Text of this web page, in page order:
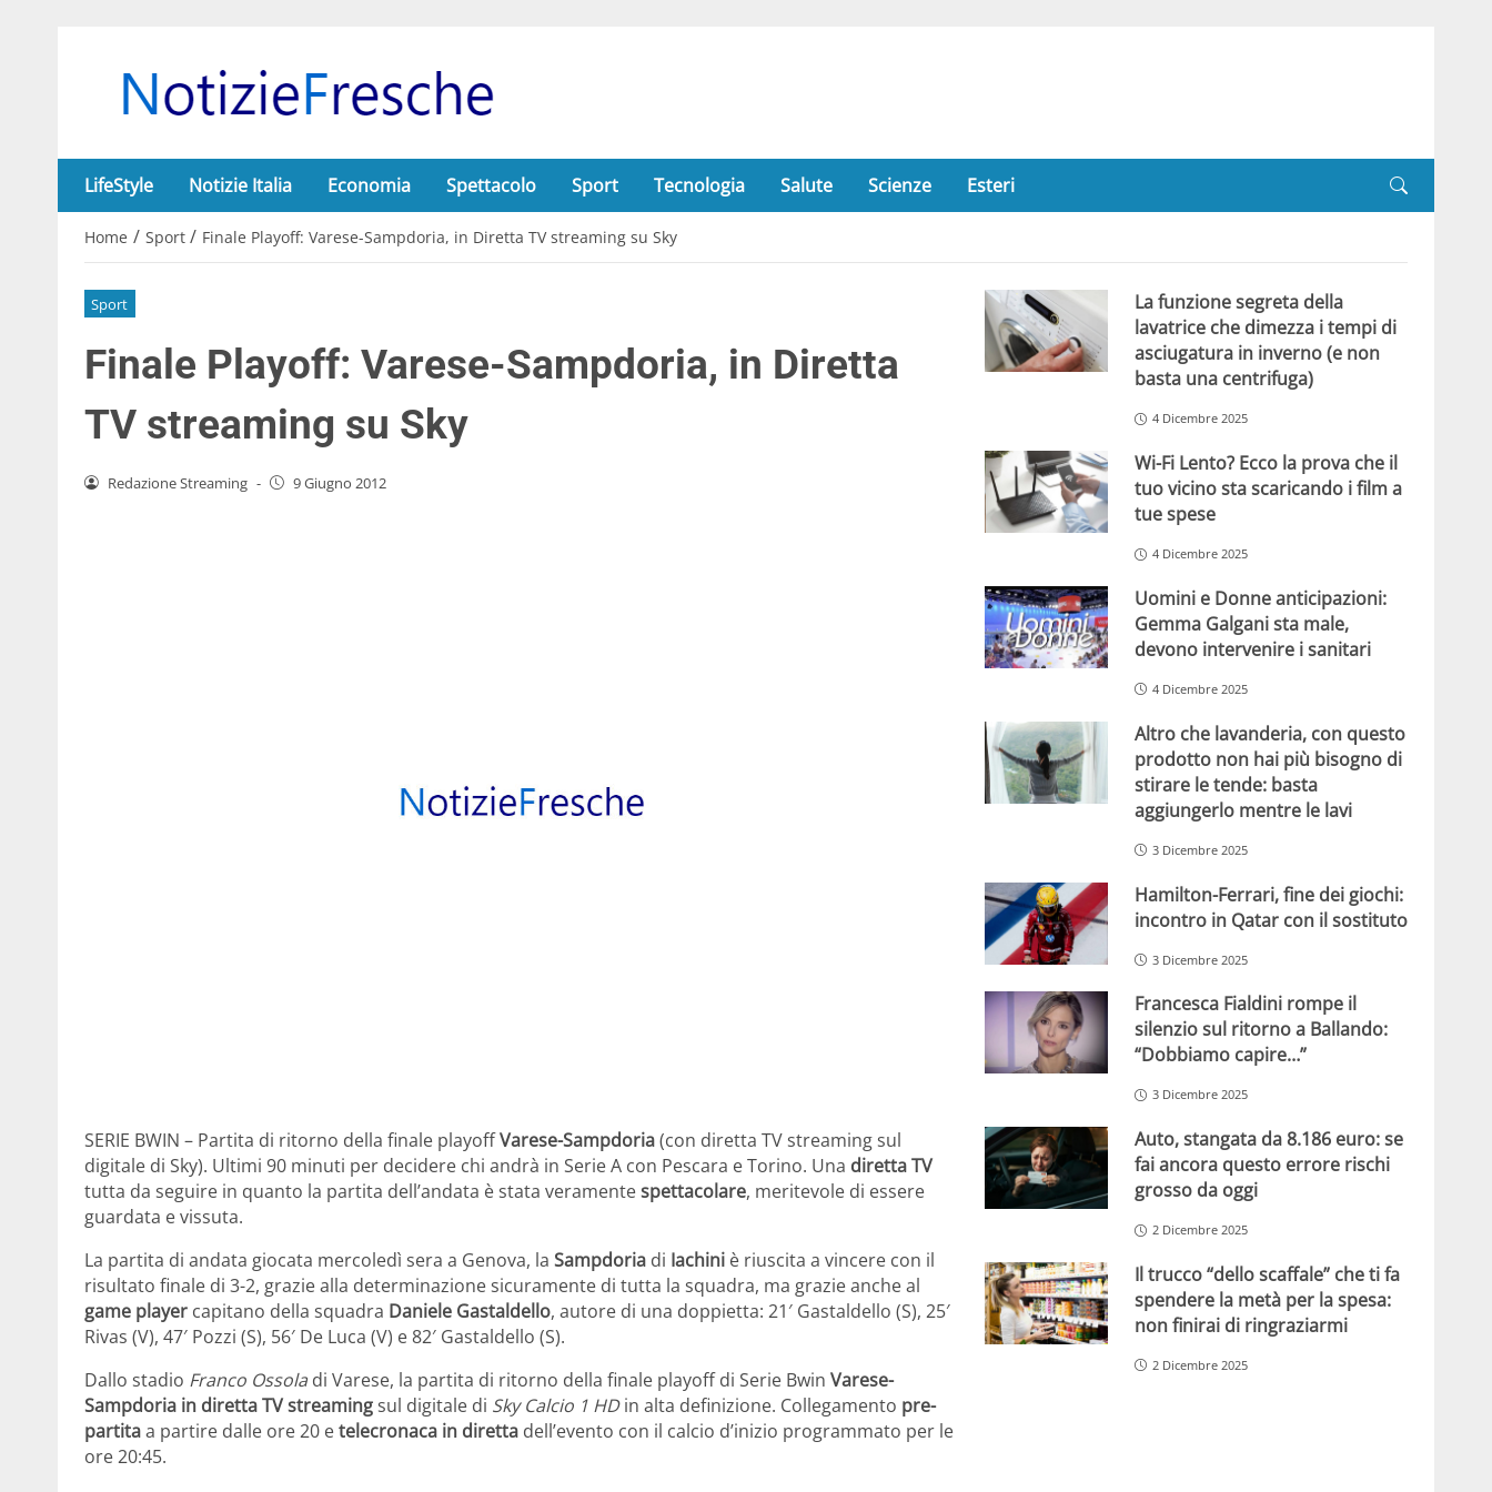
LifeStyle Notizie Italia Economia Spettacolo Sport Tecnologia Salute Scienze Esteri
Home / Sport / Finale Playoff: Varese-Sampdoria, in Diretta TV streaming su Sky
Sport
Finale Playoff: Varese-Sampdoria, in Diretta
TV streaming su Sky
Redazione Streaming - 9 Giugno 2012
SERIE BWIN – Partita di ritorno della finale playoffVarese-Sampdoria(con diretta TV streaming sul
digitale di Sky). Ultimi 90 minuti per decidere chi andrà in Serie A con Pescara e Torino. Una diretta TV
tutta da seguire in quanto la partita dell’andata è stata veramentespettacolare, meritevole di essere
guardata e vissuta.
La partita di andata giocata mercoledì sera a Genova, la Sampdoria di Iachini è riuscita a vincere con il
risultato finale di 3-2, grazie alla determinazione sicuramente di tutta la squadra, ma grazie anche al
game player capitano della squadra Daniele Gastaldello, autore di una doppietta: 21′ Gastaldello (S), 25′
Rivas (V), 47′ Pozzi (S), 56′ De Luca (V) e 82′ Gastaldello (S).
Dallo stadio Franco Ossola di Varese, la partita di ritorno della finale playoff di Serie Bwin Varese-
Sampdoria in diretta TV streamingsul digitale di Sky Calcio 1 HDin alta definizione. Collegamento pre-
partitaa partire dalle ore 20 etelecronaca in diretta dell’evento con il calcio d’inizio programmato per le
ore 20:45.
La funzione segreta della
lavatrice che dimezza i tempi di
asciugatura in inverno (e non
basta una centrifuga)
4 Dicembre 2025
Wi-Fi Lento? Ecco la prova che il
tuo vicino sta scaricando i film a
tue spese
4 Dicembre 2025
Uomini e Donne anticipazioni:
Gemma Galgani sta male,
devono intervenire i sanitari
4 Dicembre 2025
Altro che lavanderia, con questo
prodotto non hai più bisogno di
stirare le tende: basta
aggiungerlo mentre le lavi
3 Dicembre 2025
Hamilton-Ferrari, fine dei giochi:
incontro in Qatar con il sostituto
3 Dicembre 2025
Francesca Fialdini rompe il
silenzio sul ritorno a Ballando:
“Dobbiamo capire…”
3 Dicembre 2025
Auto, stangata da 8.186 euro: se
fai ancora questo errore rischi
grosso da oggi
2 Dicembre 2025
Il trucco “dello scaffale” che ti fa
spendere la metà per la spesa:
non finirai di ringraziarmi
2 Dicembre 2025